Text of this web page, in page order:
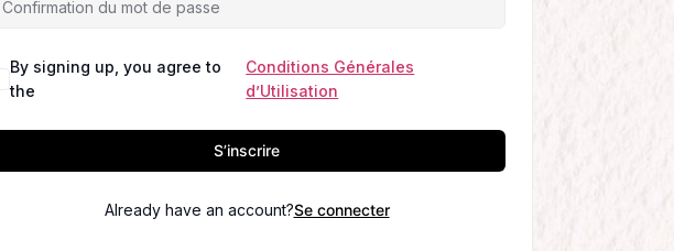
By signing up, you agree to
the
Conditions Générales
d’Utilisation
S’inscrire
Already have an account?Se connecter